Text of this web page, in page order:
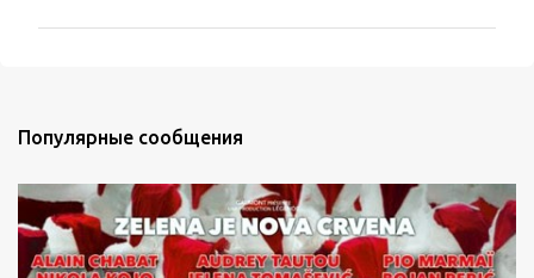
е
т
а
Популярные сообщения